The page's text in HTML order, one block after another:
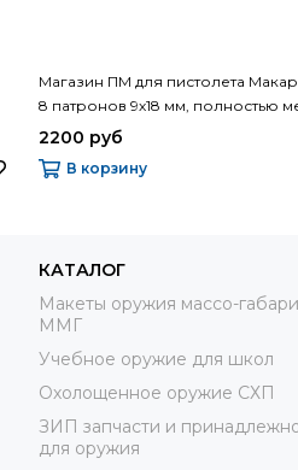
Магазин ПМ для пистолета
8 патронов 9х18 мм, полностью
СССР с хранения
2200 руб
В корзину
КАТАЛОГ
Макеты оружия массо-
ММГ
Учебное оружие для школ
Охолощенное оружие СХП
ЗИП запчасти и
для оружия